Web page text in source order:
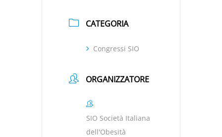
CATEGORIA
Congressi SIO
ORGANIZZATORE
SIO Società Italiana
dell'Obesità